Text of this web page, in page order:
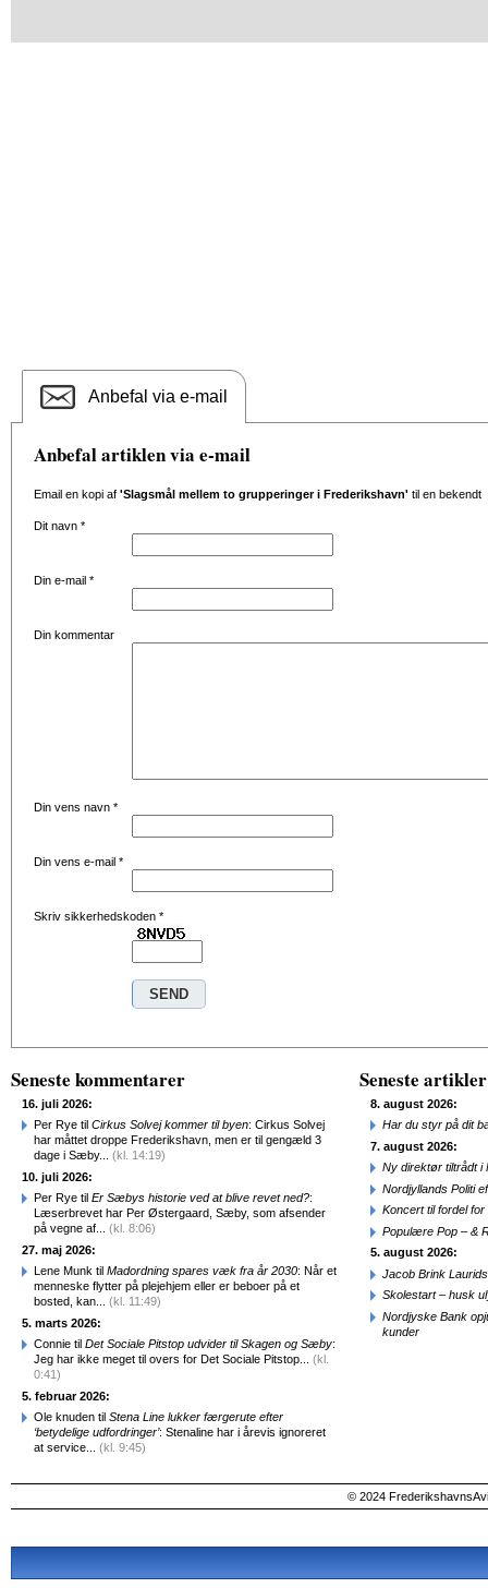
Anbefal via e-mail
Anbefal artiklen via e-mail
Email en kopi af 'Slagsmål mellem to grupperinger i Frederikshavn' til en bekendt
Dit navn *
Din e-mail *
Din kommentar
Din vens navn *
Din vens e-mail *
Skriv sikkerhedskoden *
Seneste kommentarer
16. juli 2026:
Per Rye til Cirkus Solvej kommer til byen: Cirkus Solvej
har måttet droppe Frederikshavn, men er til gengæld 3
dage i Sæby... (kl. 14:19)
10. juli 2026:
Per Rye til Er Sæbys historie ved at blive revet ned?:
Læserbrevet har Per Østergaard, Sæby, som afsender
på vegne af... (kl. 8:06)
27. maj 2026:
Lene Munk til Madordning spares væk fra år 2030: Når et
menneske flytter på plejehjem eller er beboer på et
bosted, kan... (kl. 11:49)
5. marts 2026:
Connie til Det Sociale Pitstop udvider til Skagen og Sæby:
Jeg har ikke meget til overs for Det Sociale Pitstop... (kl.
0:41)
5. februar 2026:
Ole knuden til Stena Line lukker færgerute efter
‘betydelige udfordringer’: Stenaline har i årevis ignoreret
at service... (kl. 9:45)
Seneste artikler
8. august 2026:
Har du styr på dit
7. august 2026:
Ny direktør tiltrådt i
Nordjyllands Politi
Koncert til fordel
Populære Pop – &
5. august 2026:
Jacob Brink
Skolestart – husk
Nordjyske Bank
kunder
© 2024